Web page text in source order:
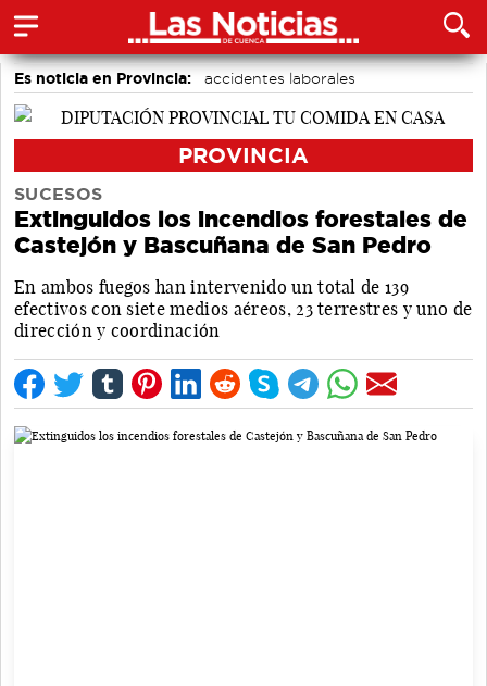
Es noticia en Provincia:
accidentes laborales
Medio Ambiente
PROVINCIA
SUCESOS
Extinguidos los incendios forestales de
Castejón y Bascuñana de San Pedro
En ambos fuegos han intervenido un total de 139
efectivos con siete medios aéreos, 23 terrestres y uno de
dirección y coordinación